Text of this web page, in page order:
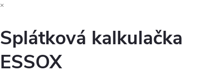
×
Splátková kalkulačka
ESSOX